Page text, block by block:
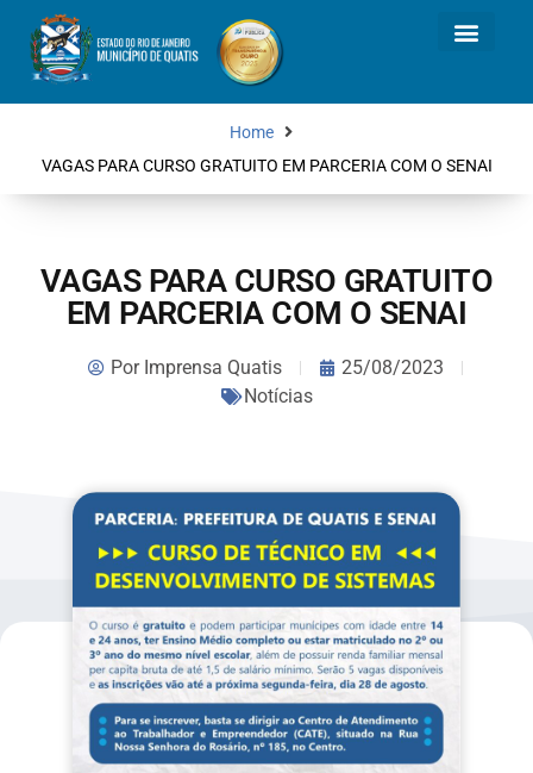
Home
VAGAS PARA CURSO GRATUITO EM PARCERIA COM O SENAI
VAGAS PARA CURSO GRATUITO
EM PARCERIA COM O SENAI
PorImprensa Quatis
25/08/2023
Notícias